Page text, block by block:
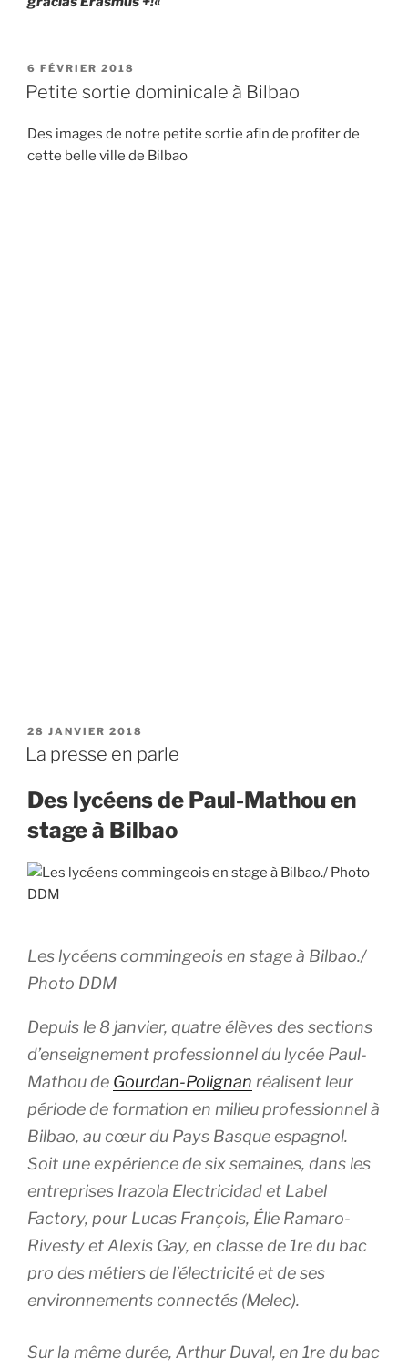
PUBLIÉ
LE
6 FÉVRIER 2018
Petite sortie dominicale à Bilbao
Des images de notre petite sortie afin de profiter de
cette belle ville de Bilbao
PUBLIÉ
LE
28 JANVIER 2018
La presse en parle
Des lycéens de Paul-Mathou en
stage à Bilbao
Les lycéens commingeois en stage à Bilbao./
Photo DDM
Depuis le 8 janvier, quatre élèves des sections
d’enseignement professionnel du lycée Paul-
Mathou de Gourdan-Polignan réalisent leur
période de formation en milieu professionnel à
Bilbao, au cœur du Pays Basque espagnol.
Soit une expérience de six semaines, dans les
entreprises Irazola Electricidad et Label
Factory, pour Lucas François, Élie Ramaro-
Rivesty et Alexis Gay, en classe de 1re du bac
pro des métiers de l’électricité et de ses
environnements connectés (Melec).
Sur la même durée, Arthur Duval, en 1re du bac